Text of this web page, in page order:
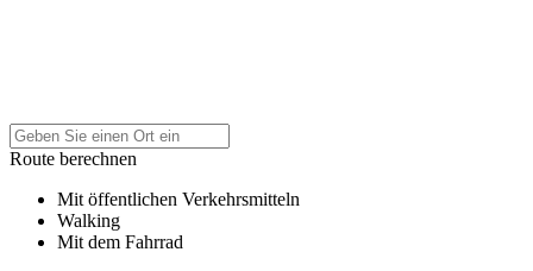
Route berechnen
Mit öffentlichen Verkehrsmitteln
Walking
Mit dem Fahrrad